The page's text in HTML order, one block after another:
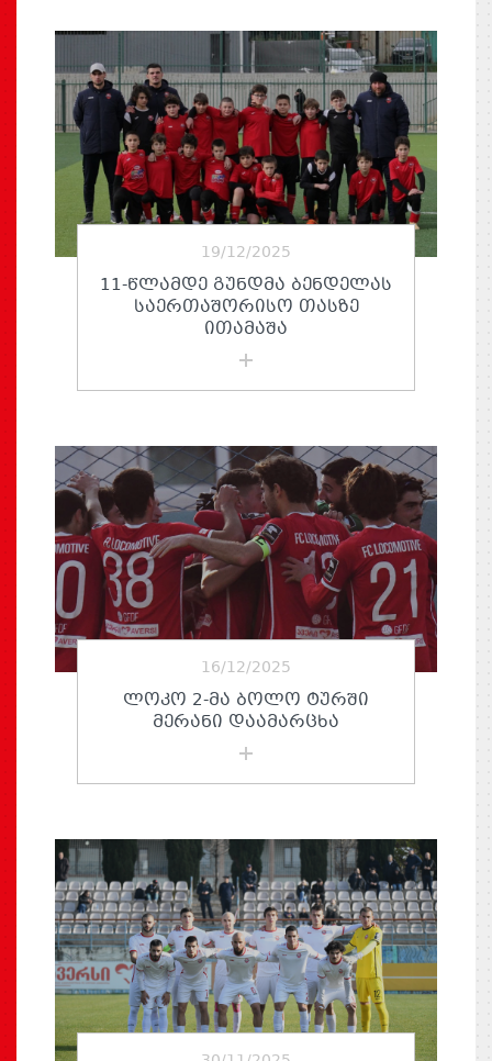
19/12/2025
11-ᲬᲚᲐᲛᲓᲔ ᲒᲣᲜᲓᲛᲐ ᲑᲔᲜᲓᲔᲚᲐᲡ
ᲡᲐᲔᲠᲗᲐᲨᲝᲠᲘᲡᲝ ᲗᲐᲡᲖᲔ
ᲘᲗᲐᲛᲐᲨᲐ
16/12/2025
ᲚᲝᲙᲝ 2-ᲛᲐ ᲑᲝᲚᲝ ᲢᲣᲠᲨᲘ
ᲛᲔᲠᲐᲜᲘ ᲓᲐᲐᲛᲐᲠᲪᲮᲐ